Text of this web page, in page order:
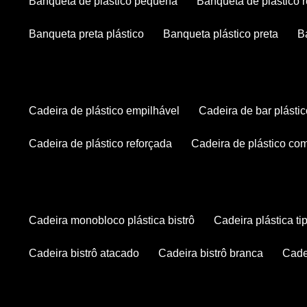
banqueta preta plástico banqueta plástico preta
cadeira de plástico empilhável cadeira de bar
cadeira de plástico reforçada cadeira de plástico
cadeira monobloco plástica bistrô cadeira plástica
cadeira bistrô atacado cadeira bistrô branca